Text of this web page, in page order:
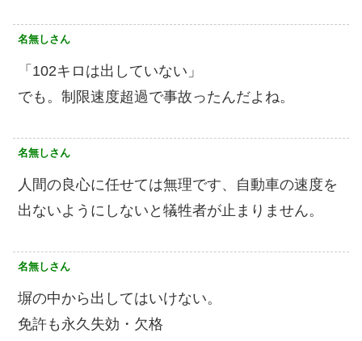
名無しさん
「102キロは出していない」
でも。制限速度超過で事故ったんだよね。
名無しさん
人間の良心に任せては無理です、自動車の速度を
出ないようにしないと犠牲者が止まりません。
名無しさん
塀の中から出してはいけない。
免許も永久失効・欠格